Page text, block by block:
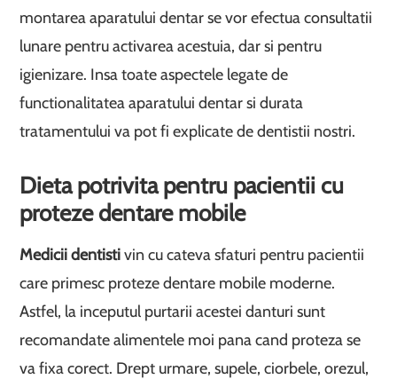
montarea aparatului dentar se vor efectua consultatii
lunare pentru activarea acestuia, dar si pentru
igienizare. Insa toate aspectele legate de
functionalitatea aparatului dentar si durata
tratamentului va pot fi explicate de dentistii nostri.
Dieta potrivita pentru pacientii cu
proteze dentare mobile
Medicii dentistivin cu cateva sfaturi pentru pacientii
care primesc proteze dentare mobile moderne.
Astfel, la inceputul purtarii acestei danturi sunt
recomandate alimentele moi pana cand proteza se
va fixa corect. Drept urmare, supele, ciorbele, orezul,